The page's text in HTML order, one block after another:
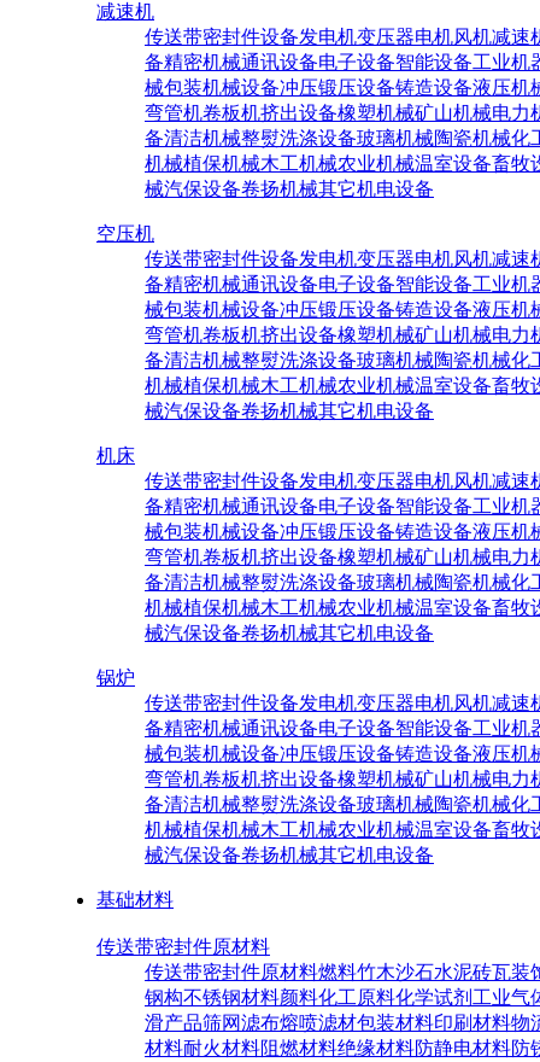
减速机
传送带密封件设备发电机变压器电机风机减速
备精密机械通讯设备电子设备智能设备工业机
械包装机械设备冲压锻压设备铸造设备液压机
弯管机卷板机挤出设备橡塑机械矿山机械电力
备清洁机械整熨洗涤设备玻璃机械陶瓷机械化
机械植保机械木工机械农业机械温室设备畜牧
械汽保设备卷扬机械其它机电设备
空压机
传送带密封件设备发电机变压器电机风机减速
备精密机械通讯设备电子设备智能设备工业机
械包装机械设备冲压锻压设备铸造设备液压机
弯管机卷板机挤出设备橡塑机械矿山机械电力
备清洁机械整熨洗涤设备玻璃机械陶瓷机械化
机械植保机械木工机械农业机械温室设备畜牧
械汽保设备卷扬机械其它机电设备
机床
传送带密封件设备发电机变压器电机风机减速
备精密机械通讯设备电子设备智能设备工业机
械包装机械设备冲压锻压设备铸造设备液压机
弯管机卷板机挤出设备橡塑机械矿山机械电力
备清洁机械整熨洗涤设备玻璃机械陶瓷机械化
机械植保机械木工机械农业机械温室设备畜牧
械汽保设备卷扬机械其它机电设备
锅炉
传送带密封件设备发电机变压器电机风机减速
备精密机械通讯设备电子设备智能设备工业机
械包装机械设备冲压锻压设备铸造设备液压机
弯管机卷板机挤出设备橡塑机械矿山机械电力
备清洁机械整熨洗涤设备玻璃机械陶瓷机械化
机械植保机械木工机械农业机械温室设备畜牧
械汽保设备卷扬机械其它机电设备
基础材料
传送带密封件原材料
传送带密封件原材料燃料竹木沙石水泥砖瓦装
钢构不锈钢材料颜料化工原料化学试剂 工业气
滑产品筛网滤布熔喷滤材包装材料印刷材料物
材料耐火材料阻燃材料绝缘材料防静电材料防